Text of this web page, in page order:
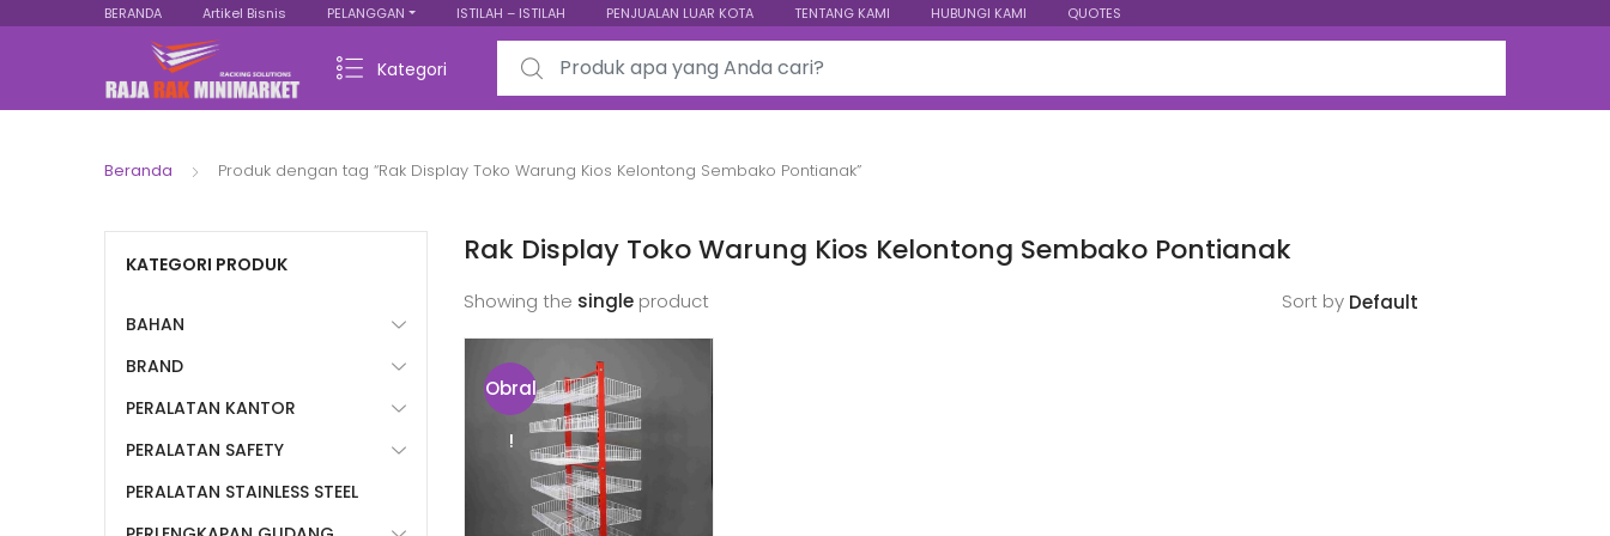
BERANDA Artikel Bisnis PELANGGAN ISTILAH – ISTILAH PENJUALAN LUAR KOTA TENTANG KAMI HUBUNGI KAMI QUOTES
Kategori
Search for:
Beranda Produk dengan tag “Rak Display Toko Warung Kios Kelontong Sembako Pontianak”
Rak Display Toko Warung Kios Kelontong Sembako Pontianak
Showing the single product Sort by
Obral
!
KATEGORI PRODUK
BAHAN
BRAND
PERALATAN KANTOR
PERALATAN SAFETY
PERALATAN STAINLESS STEEL